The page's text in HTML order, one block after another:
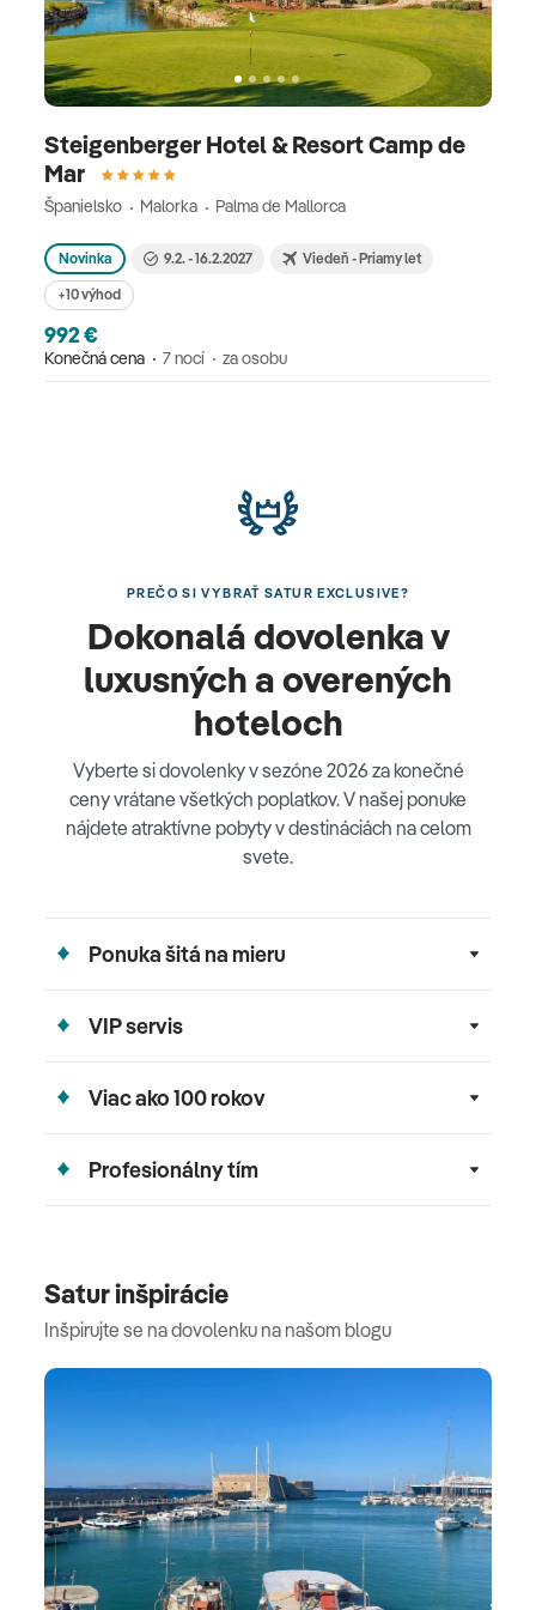
Steigenberger Hotel & Resort Camp de
Mar
Španielsko Malorka Palma de Mallorca
Novinka 9.2. - 16.2.2027 Viedeň - Priamy let
+10 výhod
992 €
Konečná cena 7 nocí za osobu
PREČO SI VYBRAŤ SATUR EXCLUSIVE?
Dokonalá dovolenka v
luxusných a overených
hoteloch
Vyberte si dovolenky v sezóne 2026 za konečné
ceny vrátane všetkých poplatkov. V našej ponuke
nájdete atraktívne pobyty v destináciách na celom
svete.
Ponuka šitá na mieru
VIP servis
Viac ako 100 rokov
Profesionálny tím
Satur inšpirácie
Inšpirujte se na dovolenku na našom blogu